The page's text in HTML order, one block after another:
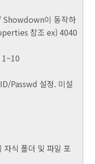
이 동작하
참조 ex) 4040
Passwd 설정. 미설
식 폴더 및 파일 포